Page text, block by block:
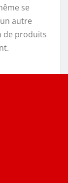
se
autre
de produits